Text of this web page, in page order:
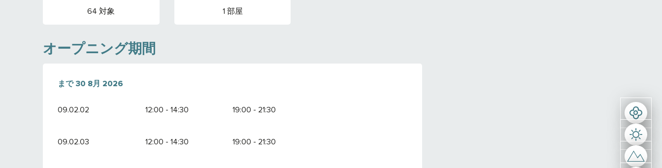
64 対象 1 部屋
オープニング期間
より1 7月 2026で
まで30 8月 2026
09.02.02 12:00 - 14:30 19:00 - 21:30
09.02.03 12:00 - 14:30 19:00 - 21:30